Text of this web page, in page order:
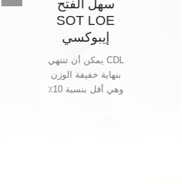
سهل الفتح
SOT LOE
إيبوكسي
يمكن أن تنتهي CDL
بنهاية خفيفة الوزن
وهي أقل بنسبة 10٪